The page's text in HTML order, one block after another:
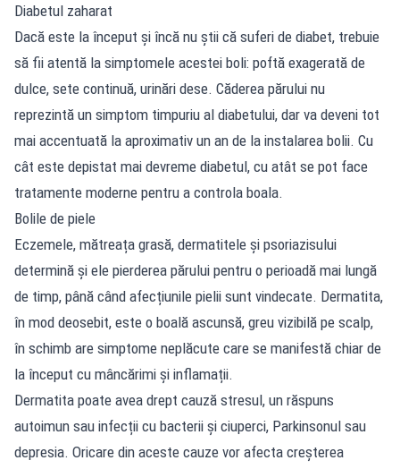
Diabetul zaharat
Dacă este la început și încă nu știi că suferi de diabet, trebuie
să fii atentă la simptomele acestei boli: poftă exagerată de
dulce, sete continuă, urinări dese. Căderea părului nu
reprezintă un simptom timpuriu al diabetului, dar va deveni tot
mai accentuată la aproximativ un an de la instalarea bolii. Cu
cât este depistat mai devreme diabetul, cu atât se pot face
tratamente moderne pentru a controla boala.
Bolile de piele
Eczemele, mătreața grasă, dermatitele și psoriazisului
determină și ele pierderea părului pentru o perioadă mai lungă
de timp, până când afecțiunile pielii sunt vindecate. Dermatita,
în mod deosebit, este o boală ascunsă, greu vizibilă pe scalp,
în schimb are simptome neplăcute care se manifestă chiar de
la început cu mâncărimi și inflamații.
Dermatita poate avea drept cauză stresul, un răspuns
autoimun sau infecții cu bacterii și ciuperci, Parkinsonul sau
depresia. Oricare din aceste cauze vor afecta creșterea